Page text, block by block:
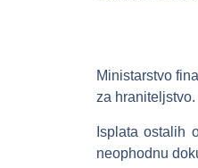
Ministarstvo
za hraniteljstvo.
Isplata ostalih
neophodnu